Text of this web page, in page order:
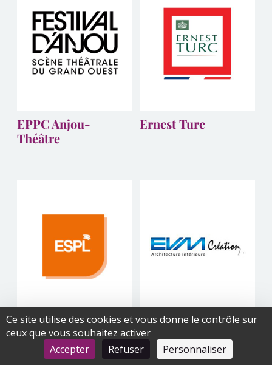
EPPC Anjou-
Théâtre
Ernest Turc
ESPL EVM Création
Ce site utilise des cookies et vous donne le contrôle sur
ceux que vous souhaitez activer
Accepter
Refuser Personnaliser